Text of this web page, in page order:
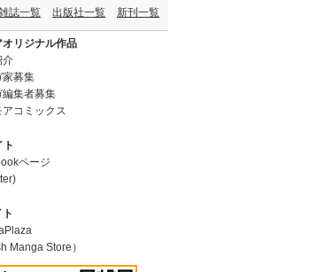
誌一覧 出版社一覧 新刊一覧
オリジナル作品
介
家募集
編集者募集
アコミックス
ト
ページ
Manga Store）